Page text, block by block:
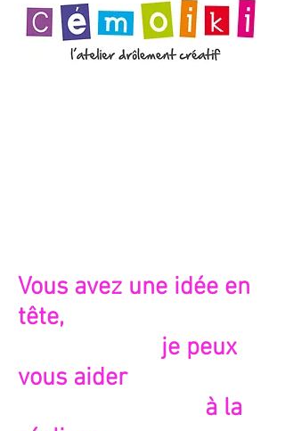
Vous avez une idée en
tête,
je peux
vous aider
à la